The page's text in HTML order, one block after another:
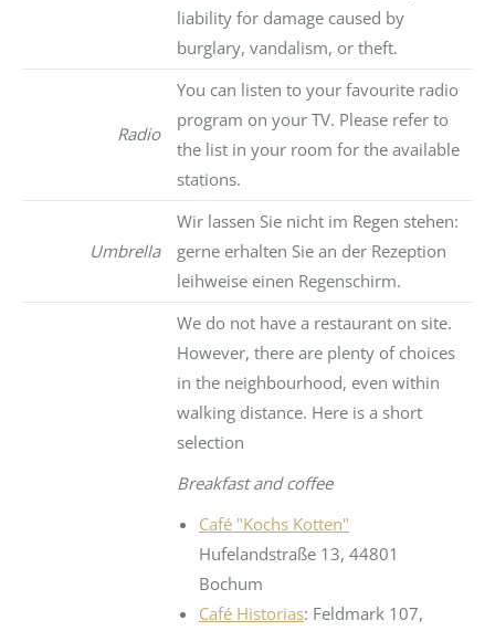
liability for damage caused by
burglary, vandalism, or theft.
Radio
You can listen to your favourite radio
program on your TV. Please refer to
the list in your room for the available
stations.
Umbrella
Wir lassen Sie nicht im Regen stehen:
gerne erhalten Sie an der Rezeption
leihweise einen Regenschirm.
We do not have a restaurant on site.
However, there are plenty of choices
in the neighbourhood, even within
walking distance. Here is a short
selection
Breakfast and coffee
Café "Kochs Kotten"
Hufelandstraße 13, 44801
Bochum
Café Historias: Feldmark 107,